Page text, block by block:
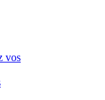
vos